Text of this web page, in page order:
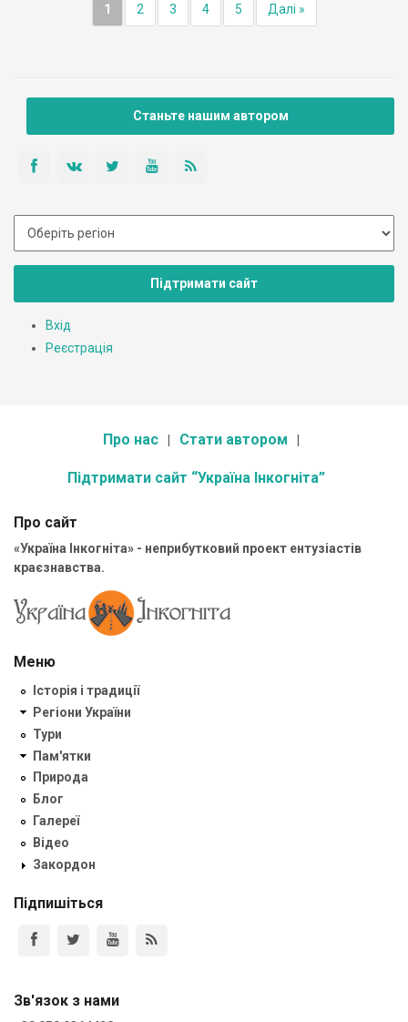
1 2 3 4 5 Далі »
Станьте нашим автором
Підтримати сайт
Вхід
Реєстрація
Про нас Стати автором
Підтримати сайт “Україна Інкогніта”
Про сайт
«Україна Інкогніта» - неприбутковий проект ентузіастів
краєзнавства.
Меню
Історія і традиції
Регіони України
Тури
Пам'ятки
Природа
Блог
Галереї
Відео
Закордон
Підпишіться
Зв'язок з нами